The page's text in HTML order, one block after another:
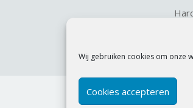
Wij gebruiken cookies om onze
Cookies accepteren